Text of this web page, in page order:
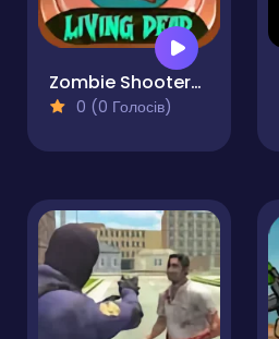
Zombie Shooter-Shooting Game
0 (0 Голосів)